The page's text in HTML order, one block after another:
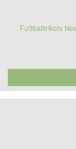
Fußballtrikots